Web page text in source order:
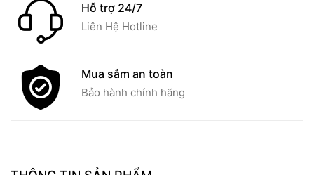
Hỗ trợ 24/7
Liên Hệ Hotline
Mua sắm an toàn
Bảo hành chính hãng